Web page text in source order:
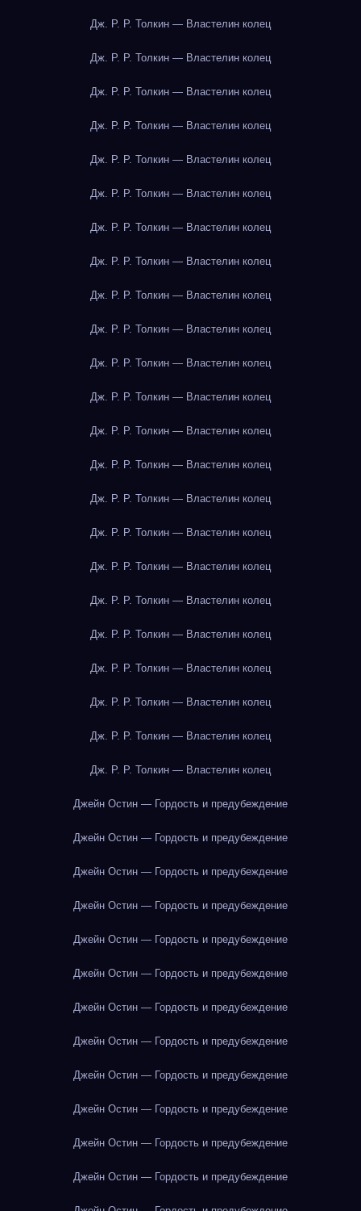
Дж. Р. Р. Толкин — Властелин колец
Дж. Р. Р. Толкин — Властелин колец
Дж. Р. Р. Толкин — Властелин колец
Дж. Р. Р. Толкин — Властелин колец
Дж. Р. Р. Толкин — Властелин колец
Дж. Р. Р. Толкин — Властелин колец
Дж. Р. Р. Толкин — Властелин колец
Дж. Р. Р. Толкин — Властелин колец
Дж. Р. Р. Толкин — Властелин колец
Дж. Р. Р. Толкин — Властелин колец
Дж. Р. Р. Толкин — Властелин колец
Дж. Р. Р. Толкин — Властелин колец
Дж. Р. Р. Толкин — Властелин колец
Дж. Р. Р. Толкин — Властелин колец
Дж. Р. Р. Толкин — Властелин колец
Дж. Р. Р. Толкин — Властелин колец
Дж. Р. Р. Толкин — Властелин колец
Дж. Р. Р. Толкин — Властелин колец
Дж. Р. Р. Толкин — Властелин колец
Дж. Р. Р. Толкин — Властелин колец
Дж. Р. Р. Толкин — Властелин колец
Дж. Р. Р. Толкин — Властелин колец
Дж. Р. Р. Толкин — Властелин колец
Джейн Остин — Гордость и предубеждение
Джейн Остин — Гордость и предубеждение
Джейн Остин — Гордость и предубеждение
Джейн Остин — Гордость и предубеждение
Джейн Остин — Гордость и предубеждение
Джейн Остин — Гордость и предубеждение
Джейн Остин — Гордость и предубеждение
Джейн Остин — Гордость и предубеждение
Джейн Остин — Гордость и предубеждение
Джейн Остин — Гордость и предубеждение
Джейн Остин — Гордость и предубеждение
Джейн Остин — Гордость и предубеждение